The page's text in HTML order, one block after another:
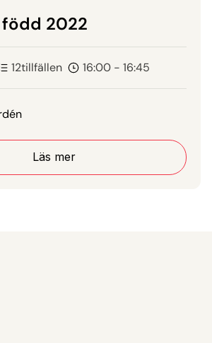
2022
12tillfällen 16:00 - 16:45
Läs mer
Läs mer